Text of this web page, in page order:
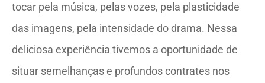
tocar pela música, pelas vozes, pela plasticidade
das imagens, pela intensidade do drama. Nessa
deliciosa experiência tivemos a oportunidade de
situar semelhanças e profundos contrates nos